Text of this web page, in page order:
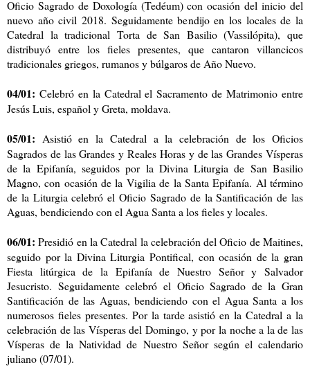
Oficio Sagrado de Doxología (Tedéum) con ocasión del inicio del
nuevo año civil 2018. Seguidamente bendijo en los locales de la
Catedral la tradicional Torta de San Basilio (Vassilópita), que
distribuyó entre los fieles presentes, que cantaron villancicos
tradicionales griegos, rumanos y búlgaros de Año Nuevo.
04/01: Celebró en la Catedral el Sacramento de Matrimonio entre
Jesús Luis, español y Greta, moldava.
05/01: Asistió en la Catedral a la celebración de los Oficios
Sagrados de las Grandes y Reales Horas y de las Grandes Vísperas
de la Epifanía, seguidos por la Divina Liturgia de San Basilio
Magno, con ocasión de la Vigilia de la Santa Epifanía. Al término
de la Liturgia celebró el Oficio Sagrado de la Santificación de las
Aguas, bendiciendo con el Agua Santa a los fieles y locales.
06/01:Presidió en la Catedral la celebración del Oficio de Maitines,
seguido por la Divina Liturgia Pontifical, con ocasión de la gran
Fiesta litúrgica de la Epifanía de Nuestro Señor y Salvador
Jesucristo. Seguidamente celebró el Oficio Sagrado de la Gran
Santificación de las Aguas, bendiciendo con el Agua Santa a los
numerosos fieles presentes. Por la tarde asistió en la Catedral a la
celebración de las Vísperas del Domingo, y por la noche a la de las
Vísperas de la Natividad de Nuestro Señor según el calendario
juliano (07/01).